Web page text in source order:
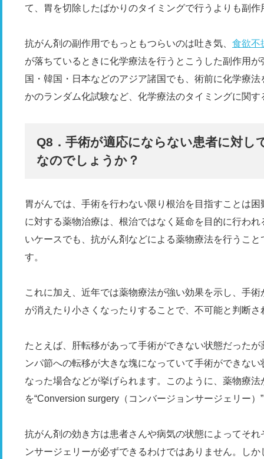
て、胃を切除したばかりのタイミングで行うよりも副
抗がん剤の副作用でもっともつらいのは吐き気、 食欲不
が落ちているときに化学療法を行うとこうした副作用
国・韓国・日本などのアジア諸国でも、術前に化学療
かのランダム化試験など、化学療法のタイミングに関
Q8．手術が適応にならない患者に対し
なのでしょうか？
胃がんでは、手術を行わない限り根治を目指すことは
に対する薬物治療は、根治ではなく延命を目的に行わ
いケースでも、抗がん剤などによる薬物療法を行うこ
す。
これに加え、近年では薬物療法が強い効果を示し、手
が消えたり小さくなったりすることで、不可能と判断
たとえば、肝転移があって手術ができない状態だった
ンパ節への転移が大きな塊になっていて手術ができな
なった場合などが挙げられます。このように、薬物療
を“Conversion surgery（コンバージョンサージェリー）
抗がん剤の効き方は患者さんや病気の状態によってそ
ンサージェリーが必ずできるわけではありません。し